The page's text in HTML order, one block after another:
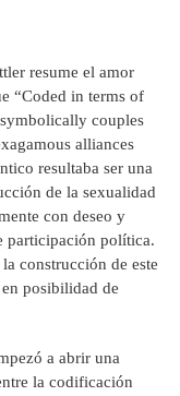
resume el amor
“Coded in terms of
couples
alliances
resultaba ser una
de la sexualidad
con deseo y
participación política.
construcción de este
posibilidad de
a abrir una
la codificación